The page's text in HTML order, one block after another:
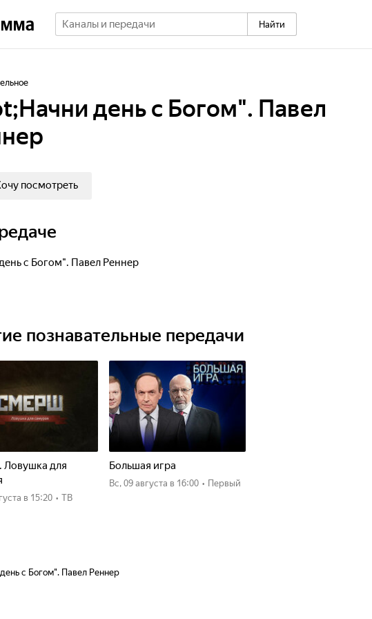
Найти
день с Богом". Павел
посмотреть
с Богом". Павел Реннер
познавательные передачи
для
в 15:20 • ТВ
Большая игра
вс, 09 августа в 16:00 • Первый
с Богом". Павел Реннер